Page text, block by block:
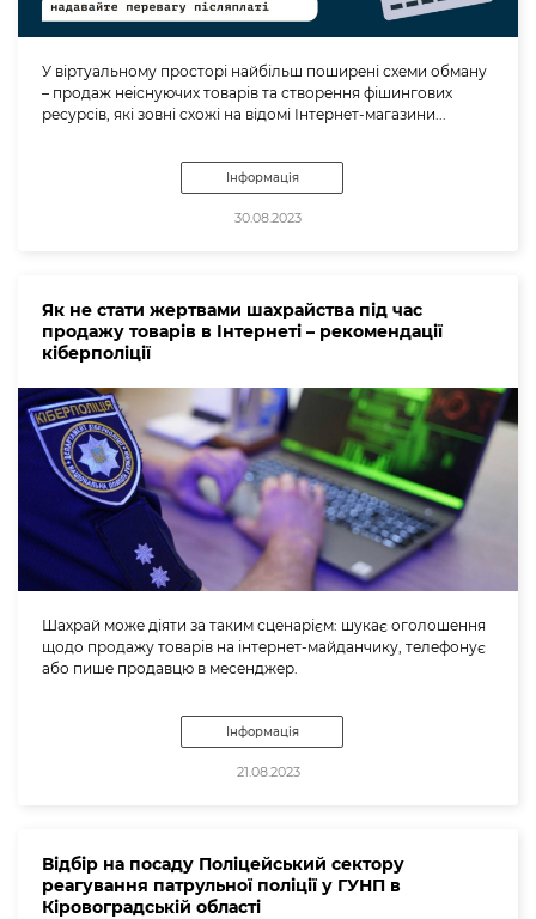
У віртуальному просторі найбільш поширені схеми обману
– продаж неіснуючих товарів та створення фішингових
ресурсів, які зовні схожі на відомі Інтернет-магазини...
Інформація
30.08.2023
Як не стати жертвами шахрайства під час
продажу товарів в Інтернеті – рекомендації
кіберполіції
Шахрай може діяти за таким сценарієм: шукає оголошення
щодо продажу товарів на інтернет-майданчику, телефонує
або пише продавцю в месенджер.
Інформація
21.08.2023
Відбір на посаду Поліцейський сектору
реагування патрульної поліції у ГУНП в
Кіровоградській області